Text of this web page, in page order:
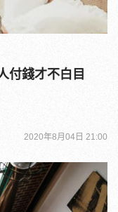
付錢才不白目
2020年8月04日 21:00